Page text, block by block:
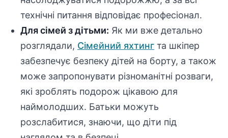
технічні питання відповідає професіонал.
Для сімей з дітьми: Як ми вже детально
розглядали, Сімейний яхтинг та шкіпер
забезпечує безпеку дітей на борту, а також
може запропонувати різноманітні розваги,
які зроблять подорож цікавою для
наймолодших. Батьки можуть
розслабитися, знаючи, що діти під